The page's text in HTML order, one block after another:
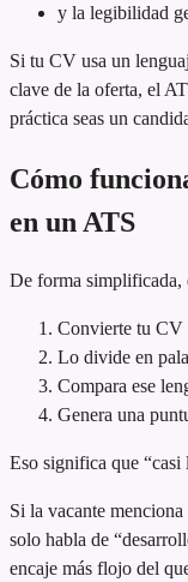
y la legibilidad
Si tu CV usa un
clave de la oferta, el
práctica seas un
Cómo
en un ATS
De forma simplificada,
Convierte tu CV
Lo divide en
Compara ese
Genera una
Eso significa que “casi
Si la vacante menciona
solo habla de
encaje más flojo del